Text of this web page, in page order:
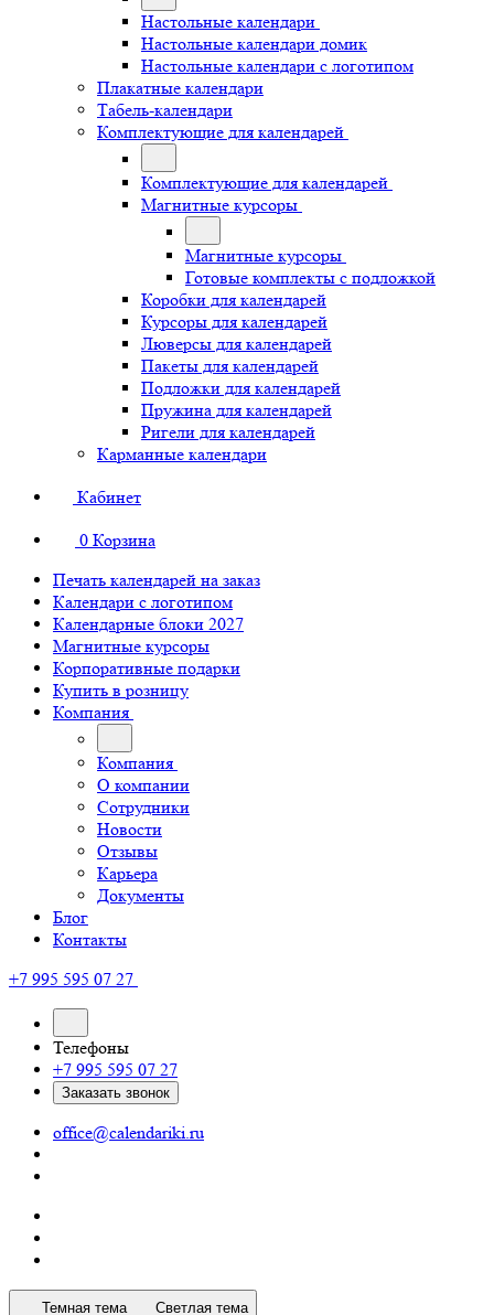
Настольные календари
Настольные календари домик
Настольные календари с логотипом
Плакатные календари
Табель-календари
Комплектующие для календарей
Комплектующие для календарей
Магнитные курсоры
Магнитные курсоры
Готовые комплекты с подложкой
Коробки для календарей
Курсоры для календарей
Люверсы для календарей
Пакеты для календарей
Подложки для календарей
Пружина для календарей
Ригели для календарей
Карманные календари
Кабинет
0 Корзина
Печать календарей на заказ
Календари с логотипом
Календарные блоки 2027
Магнитные курсоры
Корпоративные подарки
Купить в розницу
Компания
Компания
О компании
Сотрудники
Новости
Отзывы
Карьера
Документы
Блог
Контакты
+7 995 595 07 27
Телефоны
+7 995 595 07 27
Заказать звонок
office@calendariki.ru
Темная тема Светлая тема